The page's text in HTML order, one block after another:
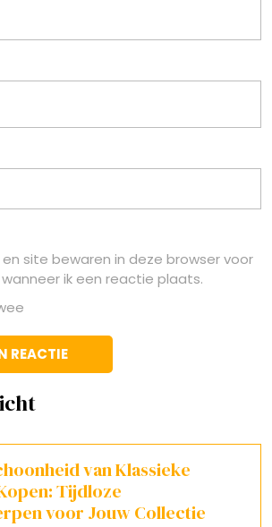
site bewaren in deze browser voor
ik een reactie plaats.
van Klassieke
Tijdloze
voor Jouw Collectie